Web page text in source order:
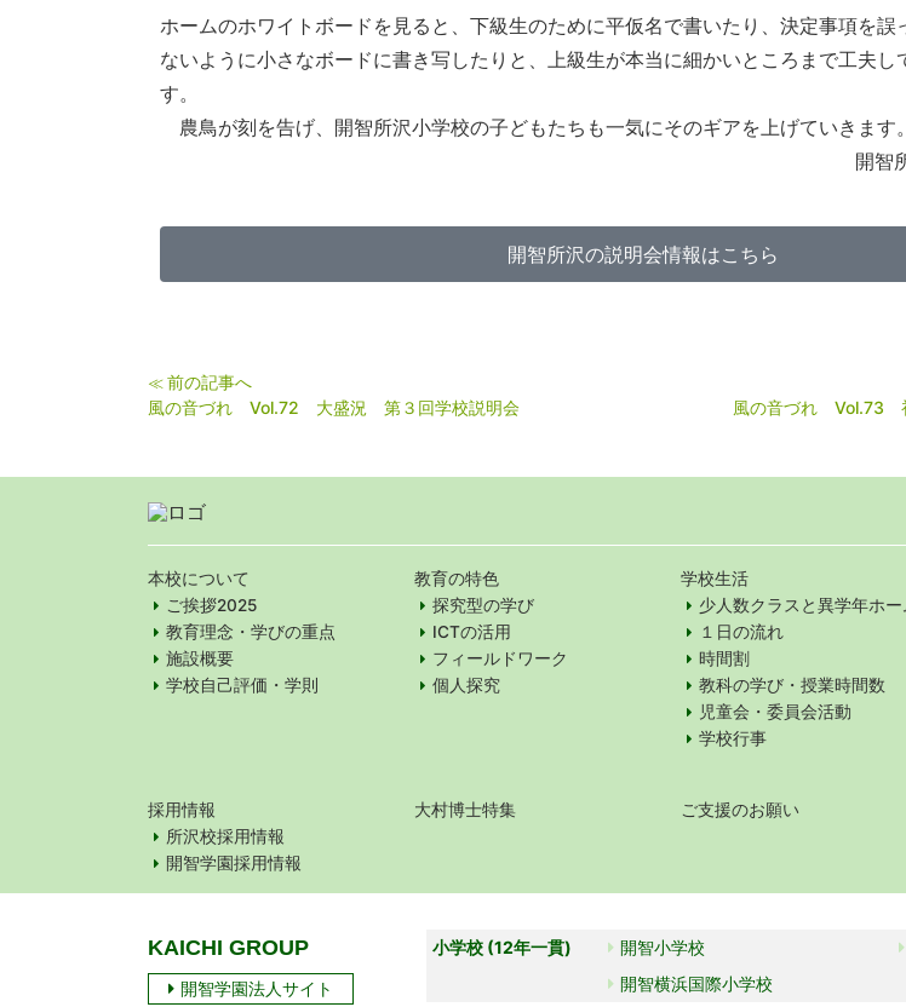
ホームのホワイトボードを見ると、下級生のために平仮名で書いたり、決定事項を誤
ないように小さなボードに書き写したりと、上級生が本当に細かいところまで工夫し
す。
農鳥が刻を告げ、開智所沢小学校の子どもたちも一気にそのギアを上げていきます。
開
開智所沢の説明会情報はこちら
≪前の記事へ
風の音づれ Vol.72 大盛況 第３回学校説明会
風の音づれ Vol.73
本校について
ご挨拶2025
教育理念・学びの重点
施設概要
学校自己評価・学則
教育の特色
探究型の学び
ICTの活用
フィールドワーク
個人探究
学校生活
少人数クラスと異学年ホー
１日の流れ
時間割
教科の学び・授業時間数
児童会・委員会活動
学校行事
採用情報
所沢校採用情報
開智学園採用情報
大村博士特集 ご支援のお願い
KAICHI GROUP
開智学園法人サイト
小学校 (12年一貫) 開智小学校
開智横浜国際小学校